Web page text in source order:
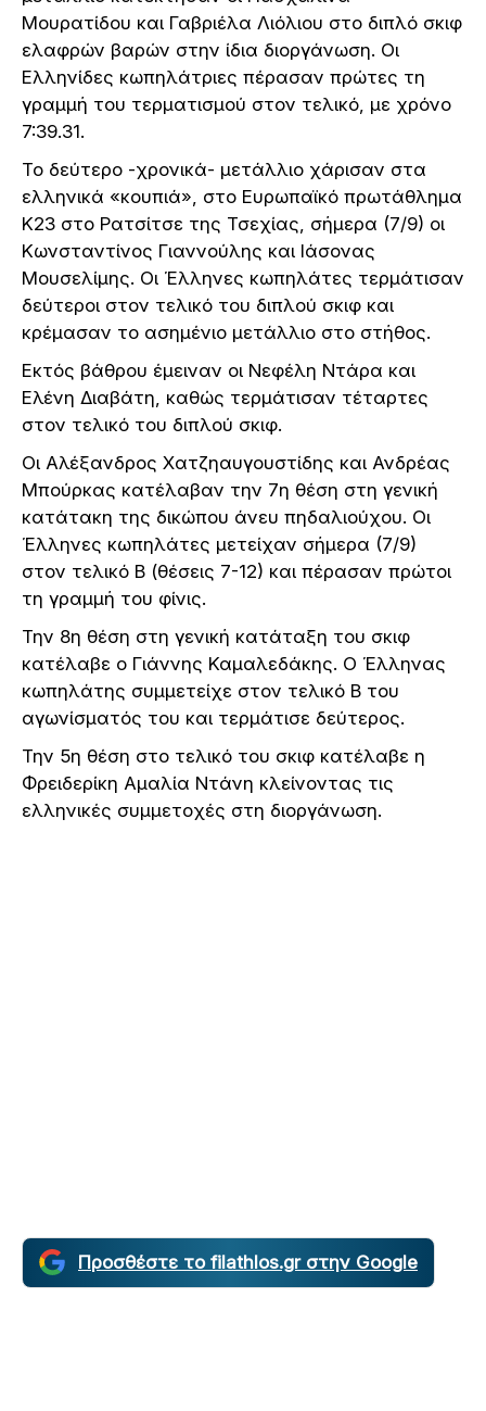
Μουρατίδου και Γαβριέλα Λιόλιου στο διπλό σκιφ
ελαφρών βαρών στην ίδια διοργάνωση. Οι
Ελληνίδες κωπηλάτριες πέρασαν πρώτες τη
γραμμή του τερματισμού στον τελικό, με χρόνο
7:39.31.
Το δεύτερο -χρονικά- μετάλλιο χάρισαν στα
ελληνικά «κουπιά», στο Ευρωπαϊκό πρωτάθλημα
Κ23 στο Ρατσίτσε της Τσεχίας, σήμερα (7/9) οι
Κωνσταντίνος Γιαννούλης και Ιάσονας
Μουσελίμης. Οι Έλληνες κωπηλάτες τερμάτισαν
δεύτεροι στον τελικό του διπλού σκιφ και
κρέμασαν το ασημένιο μετάλλιο στο στήθος.
Εκτός βάθρου έμειναν οι Νεφέλη Ντάρα και
Ελένη Διαβάτη, καθώς τερμάτισαν τέταρτες
στον τελικό του διπλού σκιφ.
Οι Αλέξανδρος Χατζηαυγουστίδης και Ανδρέας
Μπούρκας κατέλαβαν την 7η θέση στη γενική
κατάτακη της δικώπου άνευ πηδαλιούχου. Οι
Έλληνες κωπηλάτες μετείχαν σήμερα (7/9)
στον τελικό Β (θέσεις 7-12) και πέρασαν πρώτοι
τη γραμμή του φίνις.
Την 8η θέση στη γενική κατάταξη του σκιφ
κατέλαβε ο Γιάννης Καμαλεδάκης. Ο Έλληνας
κωπηλάτης συμμετείχε στον τελικό Β του
αγωνίσματός του και τερμάτισε δεύτερος.
Την 5η θέση στο τελικό του σκιφ κατέλαβε η
Φρειδερίκη Αμαλία Ντάνη κλείνοντας τις
ελληνικές συμμετοχές στη διοργάνωση.
Προσθέστε το filathlos.gr στην Google